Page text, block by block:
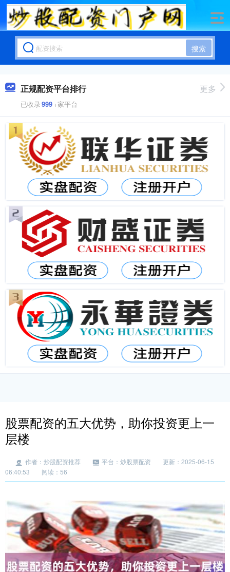
搜索
正规配资平台排行
已收录999+家平台
更多
股票配资的五大优势，助你投资更上一
层楼
作者：炒股配资推荐 平台：炒股票配资
更新：2025-06-15
06:40:53
阅读：56